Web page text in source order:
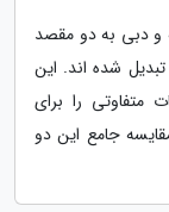
و دبی به دو مقصد
شده اند. این
متفاوتی را برای
جامع این دو